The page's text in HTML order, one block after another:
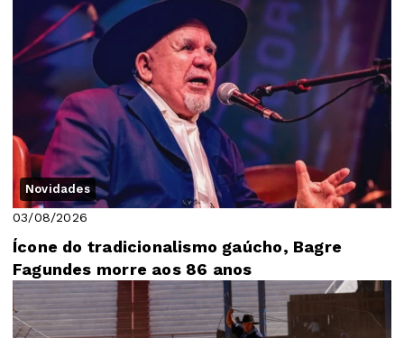
Novidades
03/08/2026
Ícone do tradicionalismo gaúcho, Bagre
Fagundes morre aos 86 anos